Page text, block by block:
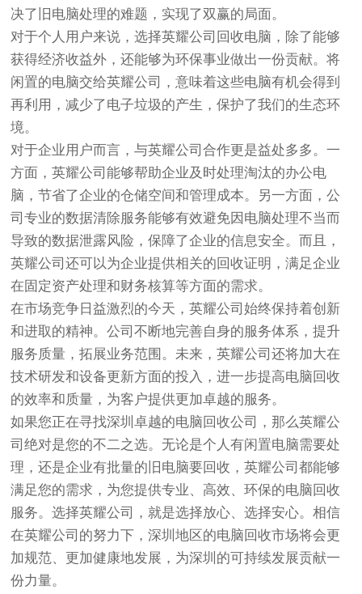
决了旧电脑处理的难题，实现了双赢的局面。
对于个人用户来说，选择英耀公司回收电脑，除了能够
获得经济收益外，还能够为环保事业做出一份贡献。将
闲置的电脑交给英耀公司，意味着这些电脑有机会得到
再利用，减少了电子垃圾的产生，保护了我们的生态环
境。
对于企业用户而言，与英耀公司合作更是益处多多。一
方面，英耀公司能够帮助企业及时处理淘汰的办公电
脑，节省了企业的仓储空间和管理成本。另一方面，公
司专业的数据清除服务能够有效避免因电脑处理不当而
导致的数据泄露风险，保障了企业的信息安全。而且，
英耀公司还可以为企业提供相关的回收证明，满足企业
在固定资产处理和财务核算等方面的需求。
在市场竞争日益激烈的今天，英耀公司始终保持着创新
和进取的精神。公司不断地完善自身的服务体系，提升
服务质量，拓展业务范围。未来，英耀公司还将加大在
技术研发和设备更新方面的投入，进一步提高电脑回收
的效率和质量，为客户提供更加卓越的服务。
如果您正在寻找深圳卓越的电脑回收公司，那么英耀公
司绝对是您的不二之选。无论是个人有闲置电脑需要处
理，还是企业有批量的旧电脑要回收，英耀公司都能够
满足您的需求，为您提供专业、高效、环保的电脑回收
服务。选择英耀公司，就是选择放心、选择安心。相信
在英耀公司的努力下，深圳地区的电脑回收市场将会更
加规范、更加健康地发展，为深圳的可持续发展贡献一
份力量。